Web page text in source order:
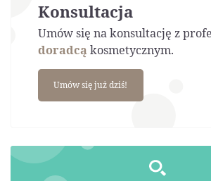
Konsultacja
Umów się na konsultację z
doradcąkosmetycznym.
Umów się już dziś!